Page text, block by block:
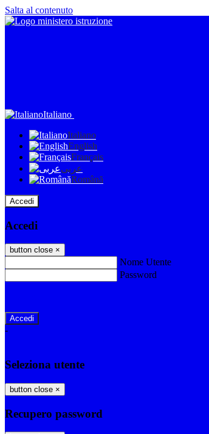
Salta al contenuto
Italiano
Italiano
English
Français
عربى
Română
Accedi
Accedi
button close ×
Nome Utente
Password
-
Seleziona utente
button close ×
Recupero password